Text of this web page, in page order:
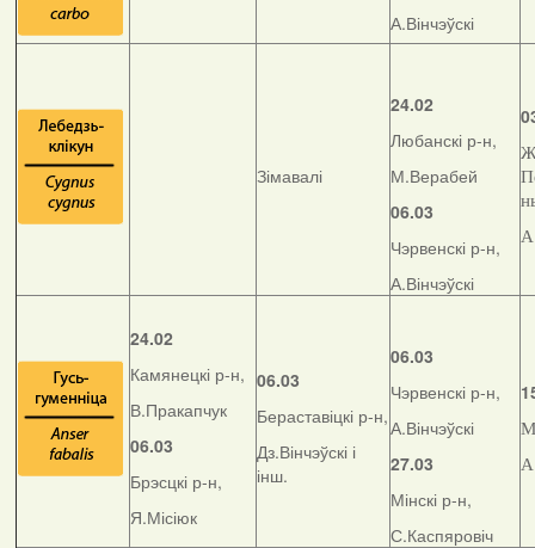
А.Вінчэўскі
Зімавалі
24.02
Любанскі р-н,
М.Верабей
06.03
Чэрвенскі р-н,
А.Вінчэўскі
24.02
Камянецкі р-н,
В.Пракапчук
06.03
Брэсцкі р-н,
Я.Місіюк
06.03
Бераставіцкі р-н,
Дз.Вінчэўскі і
інш.
06.03
Чэрвенскі р-н,
А.Вінчэўскі
27.03
Мінскі р-н,
С.Каспяровіч